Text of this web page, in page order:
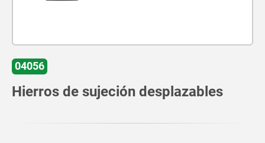
04056
Hierros de sujeción desplazables